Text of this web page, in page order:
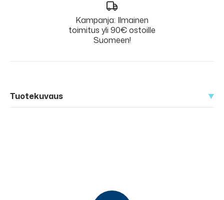
Kampanja: Ilmainen
toimitus yli 90€ ostoille
Suomeen!
Tuotekuvaus